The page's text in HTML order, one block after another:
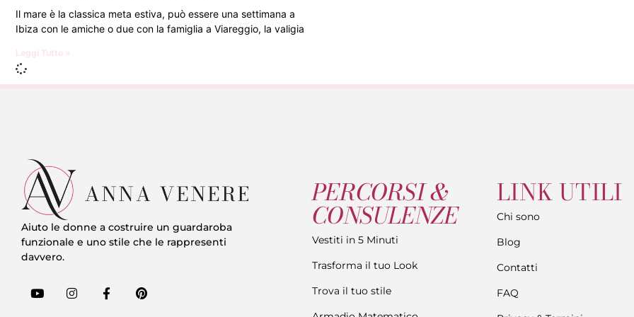
Il mare è la classica meta estiva, può essere una settimana a
Ibiza con le amiche o due con la famiglia a Viareggio, la valigia
Leggi Tutto »
Aiuto le donne a costruire un guardaroba
funzionale e uno stile che le rappresenti
davvero.
PERCORSI &
CONSULENZE
Vestiti in 5 Minuti
Trasforma il tuo Look
Trova il tuo stile
LINK UTILI
Chi sono
Blog
Contatti
FAQ